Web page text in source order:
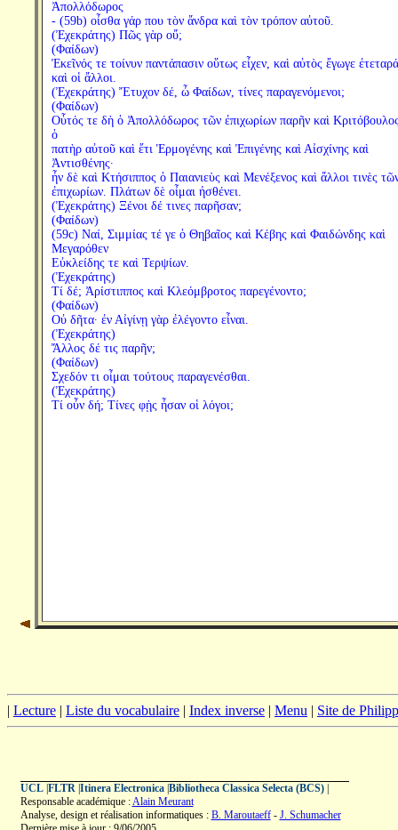
Ἀπολλόδωρος
- (59b) οἶσθα γάρ που τὸν ἄνδρα καὶ τὸν τρόπον αὐτοῦ.
(Ἐχεκράτης) Πῶς γὰρ οὔ;
(Φαίδων)
Ἐκεῖνός τε τοίνυν παντάπασιν οὕτως εἶχεν, καὶ αὐτὸς ἔγωγε
καὶ οἱ ἄλλοι.
(Ἐχεκράτης) Ἔτυχον δέ, ὦ Φαίδων, τίνες παραγενόμενοι;
(Φαίδων)
Οὗτός τε δὴ ὁ Ἀπολλόδωρος τῶν ἐπιχωρίων παρῆν καὶ
ὁ
πατὴρ αὐτοῦ καὶ ἔτι Ἑρμογένης καὶ Ἐπιγένης καὶ Αἰσχίνης καὶ
Ἀντισθένης·
ἦν δὲ καὶ Κτήσιππος ὁ Παιανιεὺς καὶ Μενέξενος καὶ ἄλλοι τινὲς
ἐπιχωρίων. Πλάτων δὲ οἶμαι ἠσθένει.
(Ἐχεκράτης) Ξένοι δέ τινες παρῆσαν;
(Φαίδων)
(59c) Ναί, Σιμμίας τέ γε ὁ Θηβαῖος καὶ Κέβης καὶ Φαιδώνδης καὶ
Μεγαρόθεν
Εὐκλείδης τε καὶ Τερψίων.
(Ἐχεκράτης)
Τί δέ; Ἀρίστιππος καὶ Κλεόμβροτος παρεγένοντο;
(Φαίδων)
Οὐ δῆτα· ἐν Αἰγίνῃ γὰρ ἐλέγοντο εἶναι.
(Ἐχεκράτης)
Ἄλλος δέ τις παρῆν;
(Φαίδων)
Σχεδόν τι οἶμαι τούτους παραγενέσθαι.
(Ἐχεκράτης)
Τί οὖν δή; Τίνες φῂς ἦσαν οἱ λόγοι;
| Lecture | Liste du vocabulaire | Index inverse | Menu | Site de
UCL| FLTR| Itinera Electronica| Bibliotheca Classica Selecta (BCS)|
Responsable académique :Alain Meurant
Analyse, design et réalisation informatiques : B. Maroutaeff- J. Schumacher